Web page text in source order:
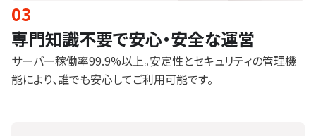
03
専門知識不要で安心・安全な運営
サーバー稼働率99.9%以上。安定性とセキュリティの管理機
能により、誰でも安心してご利用可能です。